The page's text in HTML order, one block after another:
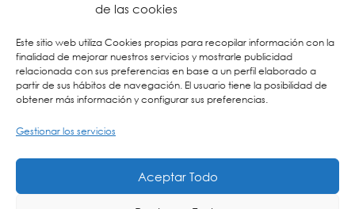
de las cookies
Este sitio web utiliza Cookies propias para recopilar información con la
finalidad de mejorar nuestros servicios y mostrarle publicidad
relacionada con sus preferencias en base a un perfil elaborado a
partir de sus hábitos de navegación. El usuario tiene la posibilidad de
obtener más información y configurar sus preferencias.
Gestionar los servicios
Aceptar Todo
Aviso Legal-Buzón Ético
La Consulta Creativa